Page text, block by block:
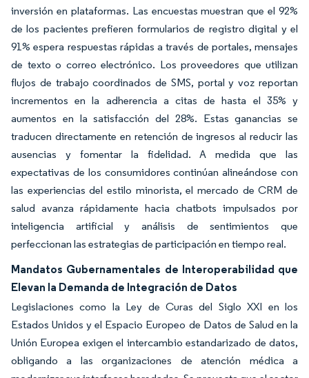
inversión en plataformas. Las encuestas muestran que el 92%
de los pacientes prefieren formularios de registro digital y el
91% espera respuestas rápidas a través de portales, mensajes
de texto o correo electrónico. Los proveedores que utilizan
flujos de trabajo coordinados de SMS, portal y voz reportan
incrementos en la adherencia a citas de hasta el 35% y
aumentos en la satisfacción del 28%. Estas ganancias se
traducen directamente en retención de ingresos al reducir las
ausencias y fomentar la fidelidad. A medida que las
expectativas de los consumidores continúan alineándose con
las experiencias del estilo minorista, el mercado de CRM de
salud avanza rápidamente hacia chatbots impulsados por
inteligencia artificial y análisis de sentimientos que
perfeccionan las estrategias de participación en tiempo real.
Mandatos Gubernamentales de Interoperabilidad que
Elevan la Demanda de Integración de Datos
Legislaciones como la Ley de Curas del Siglo XXI en los
Estados Unidos y el Espacio Europeo de Datos de Salud en la
Unión Europea exigen el intercambio estandarizado de datos,
obligando a las organizaciones de atención médica a